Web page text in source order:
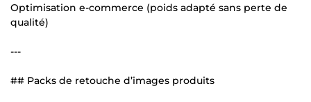
Optimisation e-commerce (poids adapté sans perte de
qualité)
---
## Packs de retouche d’images produits